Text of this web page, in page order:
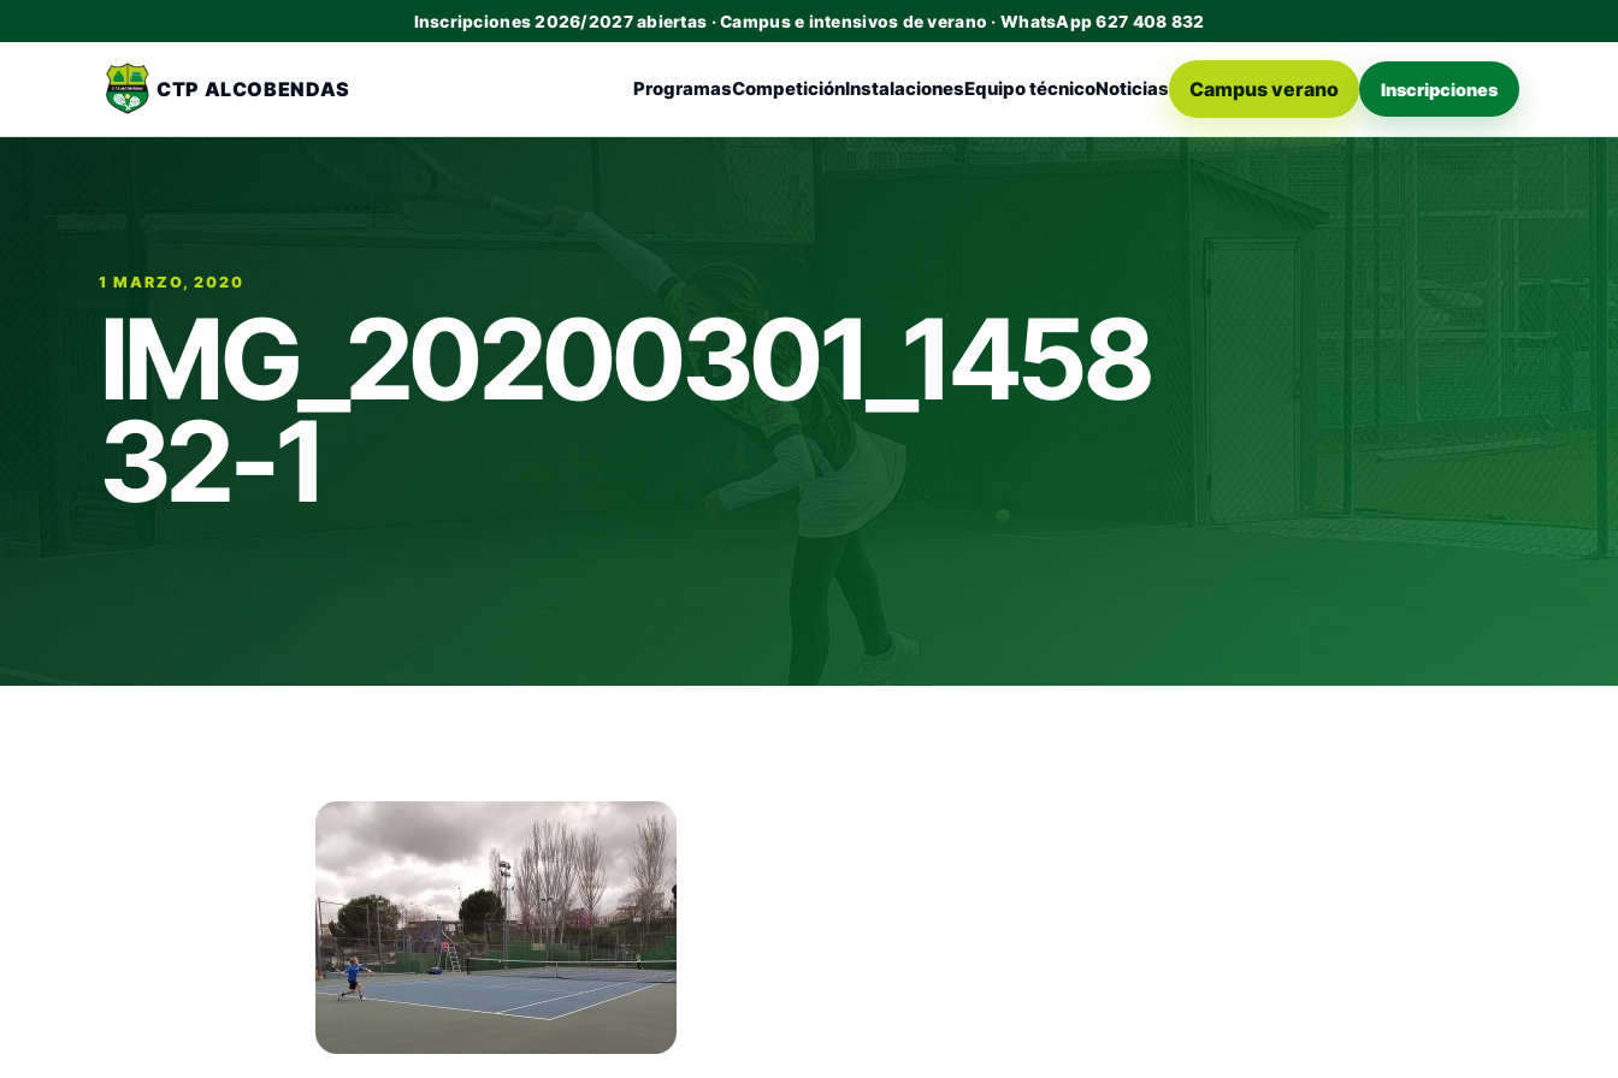
Inscripciones 2026/2027 abiertas · Campus e intensivos de verano · WhatsApp 627 408 832
CTP ALCOBENDAS ProgramasCompeticiónInstalacionesEquipo técnicoNoticias Campus verano Inscripciones
1 MARZO, 2020
IMG_20200301_1458
32-1